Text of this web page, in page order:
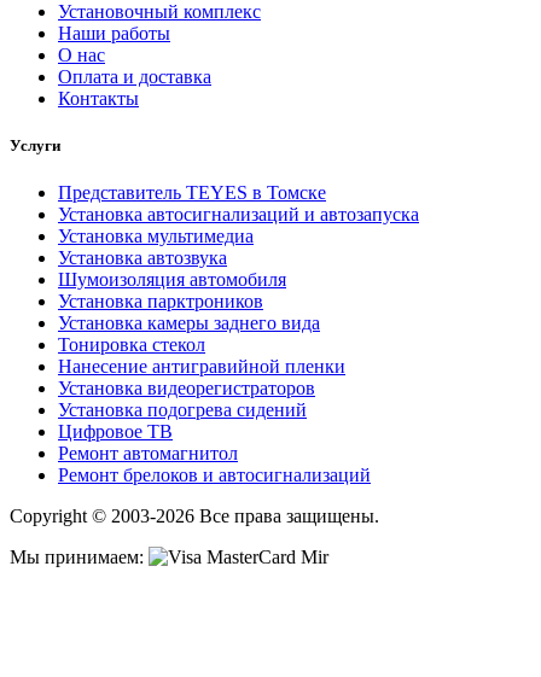
Установочный комплекс
Наши работы
О нас
Оплата и доставка
Контакты
Услуги
Представитель TEYES в Томске
Установка автосигнализаций и автозапуска
Установка мультимедиа
Установка автозвука
Шумоизоляция автомобиля
Установка парктроников
Установка камеры заднего вида
Тонировка стекол
Нанесение антигравийной пленки
Установка видеорегистраторов
Установка подогрева сидений
Цифровое ТВ
Ремонт автомагнитол
Ремонт брелоков и автосигнализаций
Copyright © 2003-2026 Все права защищены.
Мы принимаем: